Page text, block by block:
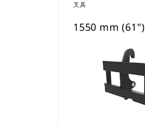
叉具
1550 mm (61")